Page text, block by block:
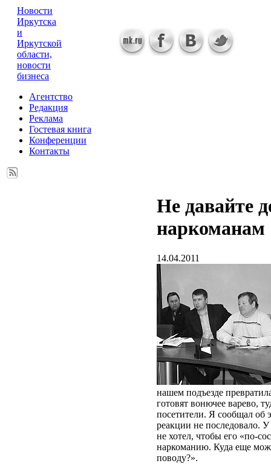
Новости
Иркутска
и
Иркутской
области,
новости
бизнеса
Агентство
Редакция
Реклама
Гостевая книга
Конференции
Контакты
Не давайте
наркоманам
14.04.2011
нашем подъезде
готовят вонючее варево,
посетители. Я сообщал об
реакции не последовало.
не хотел, чтобы его «по-
наркоманию. Куда еще
поводу?».